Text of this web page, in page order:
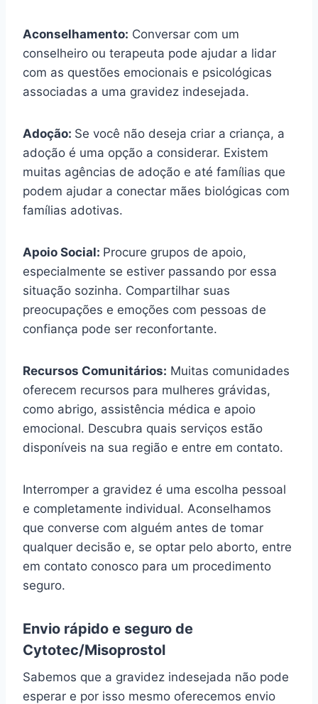
Aconselhamento: Conversar com um
conselheiro ou terapeuta pode ajudar a lidar
com as questões emocionais e psicológicas
associadas a uma gravidez indesejada.
Adoção: Se você não deseja criar a criança, a
adoção é uma opção a considerar. Existem
muitas agências de adoção e até famílias que
podem ajudar a conectar mães biológicas com
famílias adotivas.
Apoio Social: Procure grupos de apoio,
especialmente se estiver passando por essa
situação sozinha. Compartilhar suas
preocupações e emoções com pessoas de
confiança pode ser reconfortante.
Recursos Comunitários: Muitas comunidades
oferecem recursos para mulheres grávidas,
como abrigo, assistência médica e apoio
emocional. Descubra quais serviços estão
disponíveis na sua região e entre em contato.
Interromper a gravidez é uma escolha pessoal
e completamente individual. Aconselhamos
que converse com alguém antes de tomar
qualquer decisão e, se optar pelo aborto, entre
em contato conosco para um procedimento
seguro.
Envio rápido e seguro de
Cytotec/Misoprostol
Sabemos que a gravidez indesejada não pode
esperar e por isso mesmo oferecemos envio